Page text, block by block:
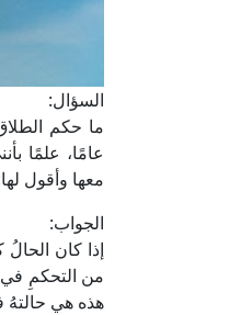
السؤال:
ما حكم
عامًا، علمًا
معها وأقول
الجواب:
إذا كان
من التحكمِ في
هذه هي حالتهُ